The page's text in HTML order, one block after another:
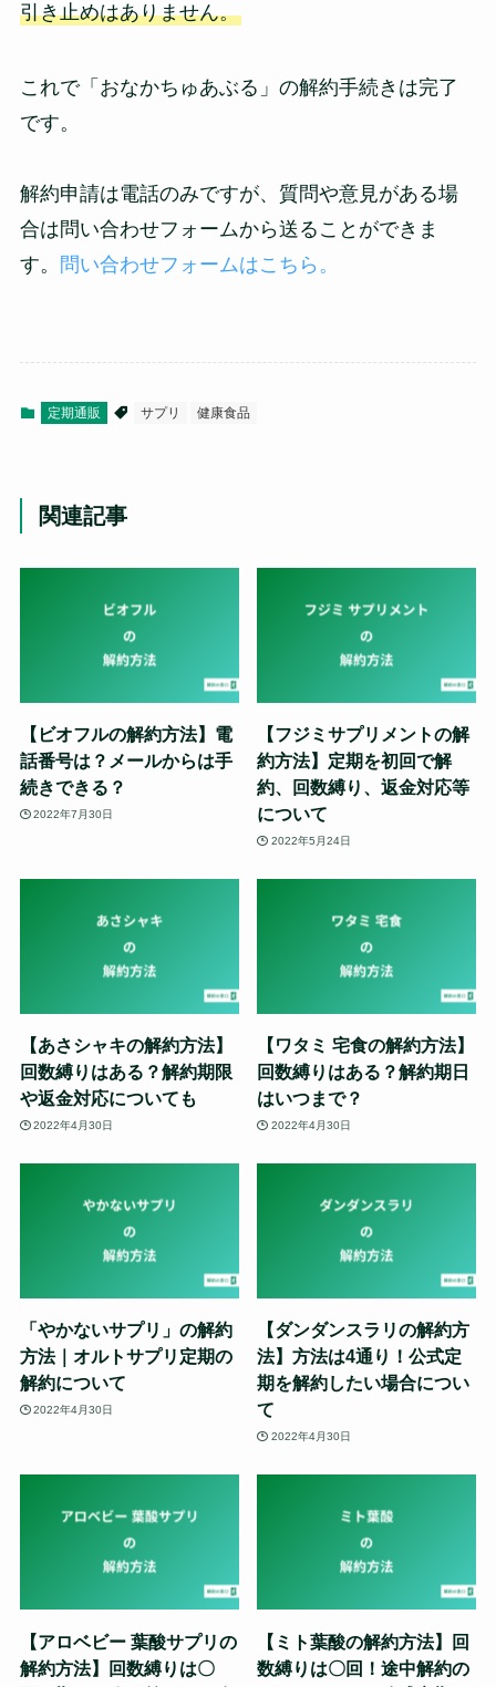
引き止めはありません。
これで「おなかちゅあぶる」の解約手続きは完了
です。
解約申請は電話のみですが、質問や意見がある場
合は問い合わせフォームから送ることができま
す。
問い合わせフォームはこちら。
定期通販 サプリ 健康食品
関連記事
【ビオフルの解約方法】電
話番号は？メールからは手
続きできる？
2022年7月30日
【フジミサプリメントの解
約方法】定期を初回で解
約、回数縛り、返金対応等
について
2022年5月24日
【あさシャキの解約方法】
回数縛りはある？解約期限
や返金対応についても
2022年4月30日
【ワタミ 宅食の解約方法】
回数縛りはある？解約期日
はいつまで？
2022年4月30日
「やかないサプリ」の解約
方法｜オルトサプリ定期の
解約について
2022年4月30日
【ダンダンスラリの解約方
法】方法は4通り！公式定
期を解約したい場合につい
て
2022年4月30日
【アロベビー 葉酸サプリの
解約方法】回数縛りは〇
【ミト葉酸の解約方法】回
数縛りは〇回！途中解約の